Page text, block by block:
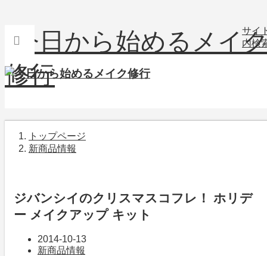
サイ
内検
トップページ
新商品情報
ジバンシイのクリスマスコフレ！ ホリデ
ー メイクアップ キット
2014-10-13
新商品情報